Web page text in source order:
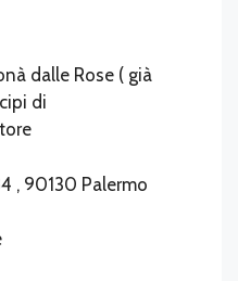
dalle Rose ( già
di
, 90130 Palermo